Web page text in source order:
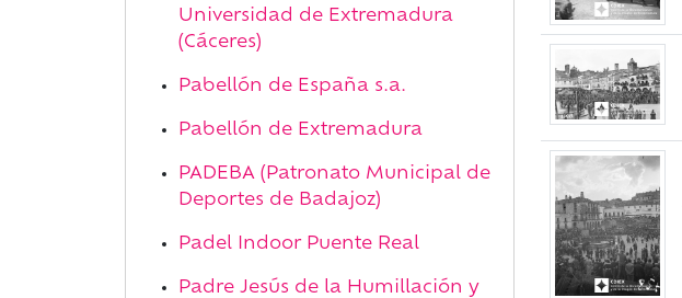
Universidad de Extremadura
(Cáceres)
Pabellón de España s.a.
Pabellón de Extremadura
PADEBA (Patronato Municipal de
Deportes de Badajoz)
Padel Indoor Puente Real
Padre Jesús de la Humillación y